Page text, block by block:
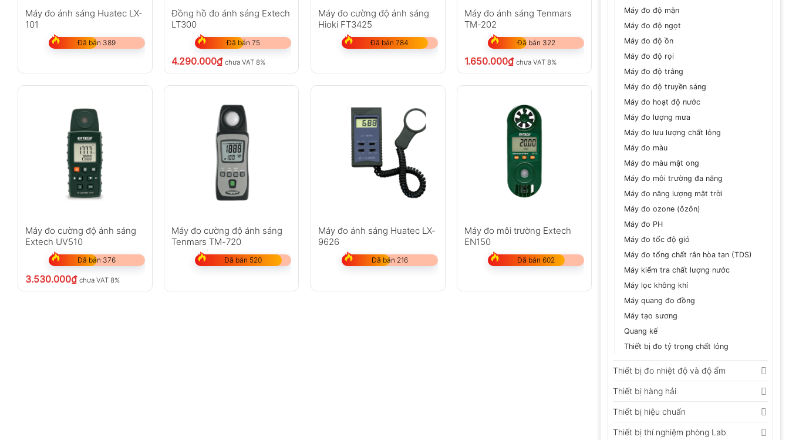
Máy đo độ mặn
Máy đo độ ngọt
Máy đo độ ồn
Máy đo độ rọi
Máy đo độ trắng
Máy đo độ truyền sáng
Máy đo hoạt độ nước
Máy đo lượng mưa
Máy đo lưu lượng chất lỏng
Máy đo màu
Máy đo màu mật ong
Máy đo môi trường đa năng
Máy đo năng lượng mặt trời
Máy đo ozone (ôzôn)
Máy đo PH
Máy đo tốc độ gió
Máy đo tổng chất rắn hòa tan (TDS)
Máy kiểm tra chất lượng nước
Máy lọc không khí
Máy quang đo đồng
Máy tạo sương
Quang kế
Thiết bị đo tỷ trọng chất lỏng
Thiết bị đo nhiệt độ và độ ẩm
Thiết bị hàng hải
Thiết bị hiệu chuẩn
Thiết bị thí nghiệm phòng Lab
Máy đo ánh sáng Huatec LX-
101
Đã bán 389
Đồng hồ đo ánh sáng Extech
LT300
Đã bán 75
4.290.000₫ chưa VAT 8%
Máy đo cường độ ánh sáng
Hioki FT3425
Đã bán 784
Máy đo ánh sáng Tenmars
TM-202
Đã bán 322
1.650.000₫ chưa VAT 8%
Máy đo cường độ ánh sáng
Extech UV510
Đã bán 376
3.530.000₫ chưa VAT 8%
Máy đo cường độ ánh sáng
Tenmars TM-720
Đã bán 520
Máy đo ánh sáng Huatec LX-
9626
Đã bán 216
Máy đo môi trường Extech
EN150
Đã bán 602